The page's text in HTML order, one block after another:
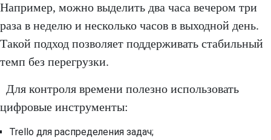
Например, можно выделить два часа вечером три
раза в неделю и несколько часов в выходной день.
Такой подход позволяет поддерживать стабильный
темп без перегрузки.
Для контроля времени полезно использовать
цифровые инструменты:
Trello для распределения задач;